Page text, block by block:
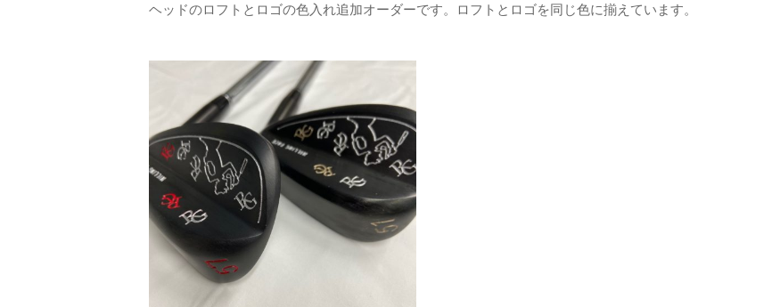
ヘッドのロフトとロゴの色入れ追加オーダーです。 ロフトとロゴを同じ色に揃えています。